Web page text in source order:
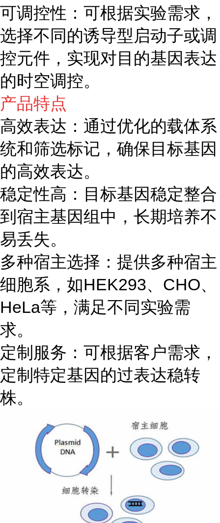
可调控性：可根据实验需求，
选择不同的诱导型启动子或调
控元件，实现对目的基因表达
的时空调控。
产品特点
高效表达：通过优化的载体系
统和筛选标记，确保目标基因
的高效表达。
稳定性高：目标基因稳定整合
到宿主基因组中，长期培养不
易丢失。
多种宿主选择：提供多种宿主
细胞系，如HEK293、CHO、
HeLa等，满足不同实验需
求。
定制服务：可根据客户需求，
定制特定基因的过表达稳转
株。